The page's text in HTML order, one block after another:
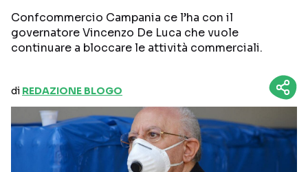
Confcommercio Campania ce l’ha con il
governatore Vincenzo De Luca che vuole
continuare a bloccare le attività commerciali.
di REDAZIONE BLOGO